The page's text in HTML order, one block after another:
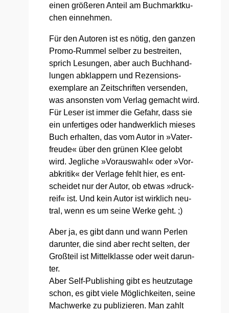
einen grö­ße­ren Anteil am Buch­markt­ku­
chen ein­neh­men.
Für den Autoren ist es nötig, den gan­zen
Pro­mo-Rum­mel sel­ber zu bestrei­ten,
sprich Lesun­gen, aber auch Buch­hand­
lun­gen abklap­pern und Rezen­si­ons­
exem­pla­re an Zeit­schrif­ten ver­sen­den,
was ansons­ten vom Ver­lag gemacht wird.
Für Leser ist immer die Gefahr, dass sie
ein unfer­ti­ges oder hand­werk­lich mie­ses
Buch erhal­ten, das vom Autor in »Vater­
freu­de« über den grü­nen Klee gelobt
wird. Jeg­li­che »Vor­auswahl« oder »Vor­
ab­kri­tik« der Ver­la­ge fehlt hier, es ent­
schei­det nur der Autor, ob etwas »druck­
reif« ist. Und kein Autor ist wirk­lich neu­
tral, wenn es um sei­ne Wer­ke geht. ;)
Aber ja, es gibt dann und wann Per­len
dar­un­ter, die sind aber recht sel­ten, der
Groß­teil ist Mit­tel­klas­se oder weit dar­un­
ter.
Aber Self-Publi­shing gibt es heut­zu­ta­ge
schon, es gibt vie­le Mög­lich­kei­ten, sei­ne
Mach­wer­ke zu publi­zie­ren. Man zahlt